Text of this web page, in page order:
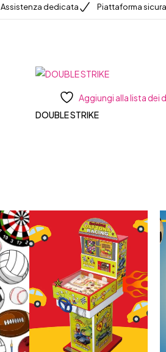
Assistenza dedicata Piattaforma sicura
Aggiungi alla lista dei
DOUBLE STRIKE